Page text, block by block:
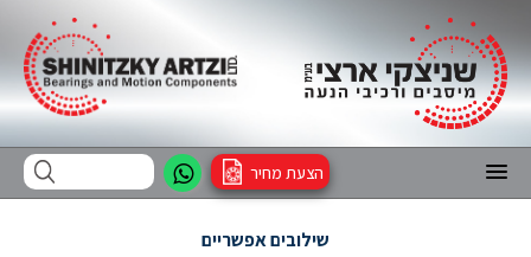
הצעת מחיר
שילובים אפשריים